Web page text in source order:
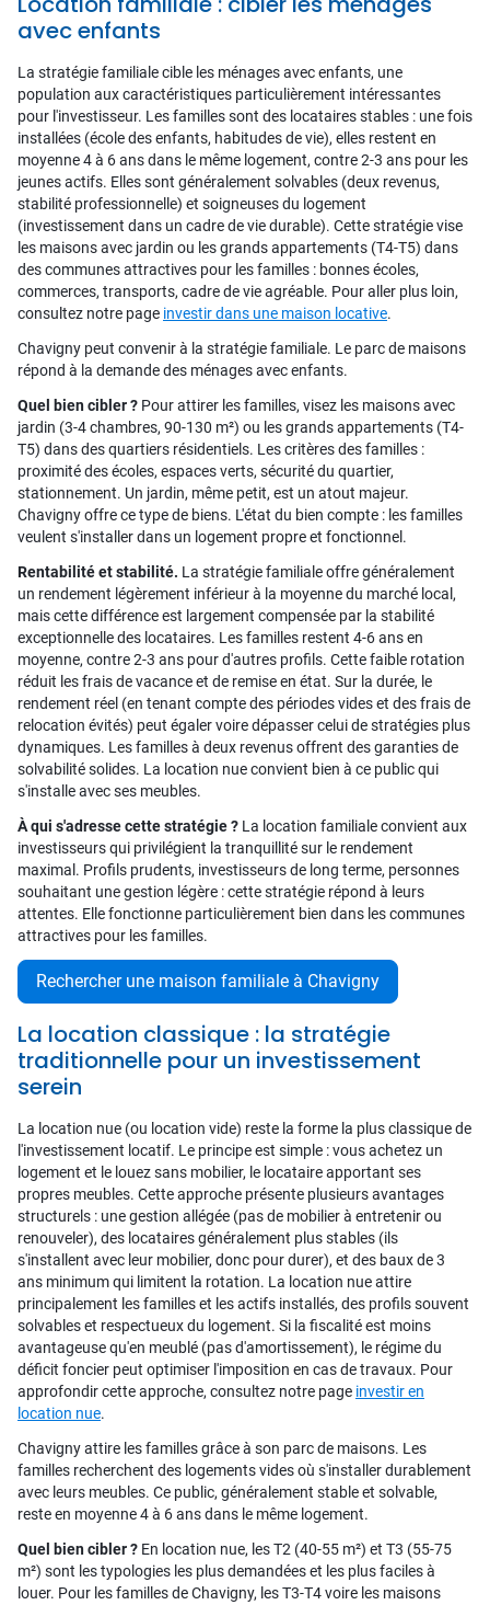
avec enfants
La stratégie familiale cible les ménages avec enfants, une
population aux caractéristiques particulièrement intéressantes
pour l'investisseur. Les familles sont des locataires stables : une fois
installées (école des enfants, habitudes de vie), elles restent en
moyenne 4 à 6 ans dans le même logement, contre 2-3 ans pour les
jeunes actifs. Elles sont généralement solvables (deux revenus,
stabilité professionnelle) et soigneuses du logement
(investissement dans un cadre de vie durable). Cette stratégie vise
les maisons avec jardin ou les grands appartements (T4-T5) dans
des communes attractives pour les familles : bonnes écoles,
commerces, transports, cadre de vie agréable. Pour aller plus loin,
consultez notre page investir dans une maison locative.
Chavigny peut convenir à la stratégie familiale. Le parc de maisons
répond à la demande des ménages avec enfants.
Quel bien cibler ? Pour attirer les familles, visez les maisons avec
jardin (3-4 chambres, 90-130 m²) ou les grands appartements (T4-
T5) dans des quartiers résidentiels. Les critères des familles :
proximité des écoles, espaces verts, sécurité du quartier,
stationnement. Un jardin, même petit, est un atout majeur.
Chavigny offre ce type de biens. L'état du bien compte : les familles
veulent s'installer dans un logement propre et fonctionnel.
Rentabilité et stabilité. La stratégie familiale offre généralement
un rendement légèrement inférieur à la moyenne du marché local,
mais cette différence est largement compensée par la stabilité
exceptionnelle des locataires. Les familles restent 4-6 ans en
moyenne, contre 2-3 ans pour d'autres profils. Cette faible rotation
réduit les frais de vacance et de remise en état. Sur la durée, le
rendement réel (en tenant compte des périodes vides et des frais de
relocation évités) peut égaler voire dépasser celui de stratégies plus
dynamiques. Les familles à deux revenus offrent des garanties de
solvabilité solides. La location nue convient bien à ce public qui
s'installe avec ses meubles.
À qui s'adresse cette stratégie ? La location familiale convient aux
investisseurs qui privilégient la tranquillité sur le rendement
maximal. Profils prudents, investisseurs de long terme, personnes
souhaitant une gestion légère : cette stratégie répond à leurs
attentes. Elle fonctionne particulièrement bien dans les communes
attractives pour les familles.
Rechercher une maison familiale à Chavigny
La location classique : la stratégie
traditionnelle pour un investissement
serein
La location nue (ou location vide) reste la forme la plus classique de
l'investissement locatif. Le principe est simple : vous achetez un
logement et le louez sans mobilier, le locataire apportant ses
propres meubles. Cette approche présente plusieurs avantages
structurels : une gestion allégée (pas de mobilier à entretenir ou
renouveler), des locataires généralement plus stables (ils
s'installent avec leur mobilier, donc pour durer), et des baux de 3
ans minimum qui limitent la rotation. La location nue attire
principalement les familles et les actifs installés, des profils souvent
solvables et respectueux du logement. Si la fiscalité est moins
avantageuse qu'en meublé (pas d'amortissement), le régime du
déficit foncier peut optimiser l'imposition en cas de travaux. Pour
approfondir cette approche, consultez notre page investir en
location nue.
Chavigny attire les familles grâce à son parc de maisons. Les
familles recherchent des logements vides où s'installer durablement
avec leurs meubles. Ce public, généralement stable et solvable,
reste en moyenne 4 à 6 ans dans le même logement.
Quel bien cibler ? En location nue, les T2 (40-55 m²) et T3 (55-75
m²) sont les typologies les plus demandées et les plus faciles à
louer. Pour les familles de Chavigny, les T3-T4 voire les maisons